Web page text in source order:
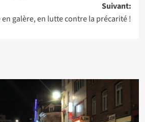
Suivant:
en galère, en lutte contre la précarité !